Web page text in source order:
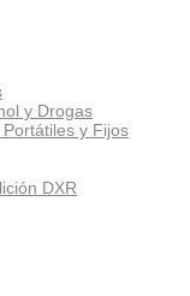
y Drogas
y Fijos
DXR